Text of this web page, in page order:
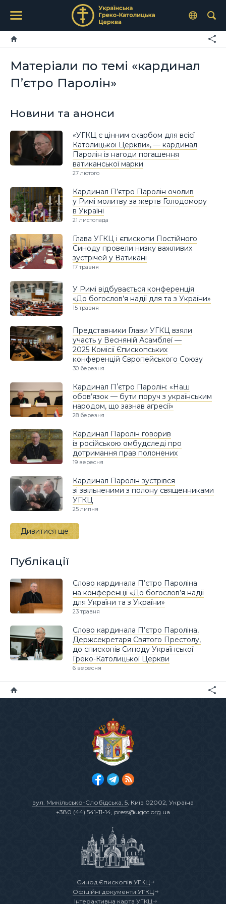
Матеріали по темі «кардинал
П’єтро Паролін»
Новини та анонси
«УГКЦ є цінним скарбом для всієї
Католицької Церкви», — кардинал
Паролін із нагоди погашення
ватиканської марки
27 лютого
Кардинал П’єтро Паролін очолив
у Римі молитву за жертв Голодомору
в Україні
21 листопада
Глава УГКЦ і єпископи Постійного
Синоду провели низку важливих
зустрічей у Ватикані
17 травня
У Римі відбувається конференція
«До богослов’я надії для та з України»
15 травня
Представники Глави УГКЦ взяли
участь у Весняній Асамблеї —
2025 Комісії Єпископських
конференцій Європейського Союзу
30 березня
Кардинал Пʼєтро Паролін: «Наш
обов’язок — бути поруч з українським
народом, що зазнав агресії»
28 березня
Кардинал Паролін говорив
із російською омбудследі про
дотримання прав полонених
19 вересня
Кардинал Паролін зустрівся
зі звільненими з полону священниками
УГКЦ
25 липня
Дивитися ще
Публікації
Слово кардинала П’єтро Пароліна
на конференції «До богослов’я надії
для України та з України»
23 травня
Слово кардинала П’єтро Пароліна,
Держсекретаря Святого Престолу,
до єпископів Синоду Української
Греко-Католицької Церкви
6 вересня
вул. Микільсько-Слобідська, 5, Київ 02002, Україна
+380 (44) 541-11-14, press@ugcc.org.ua
Синод Єпископів УГКЦ
Офіційні документи УГКЦ
Інтерактивна карта УГКЦ